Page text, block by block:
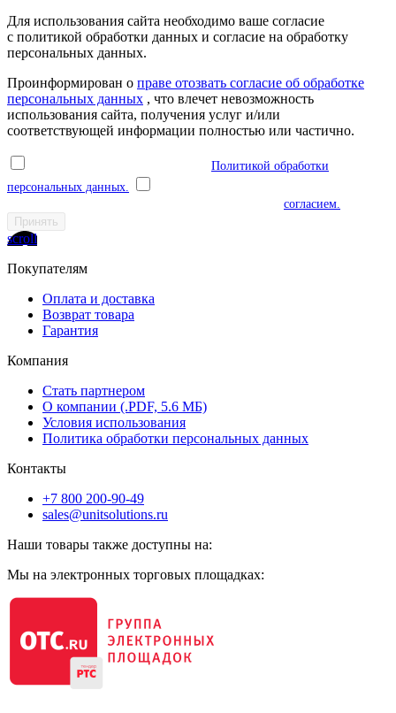
Для использования сайта необходимо ваше согласие
с политикой обработки данных и согласие на обработку
персональных данных.
Проинформирован о праве отозвать согласие об обработке
персональных данных , что влечет невозможность
использования сайта, получения услуг и/или
соответствующей информации полностью или частично.
Политикой обработки
персональных данных.
согласием.
Принять
scroll
Покупателям
Оплата и доставка
Возврат товара
Гарантия
Компания
Стать партнером
О компании (.PDF, 5.6 МБ)
Условия использования
Политика обработки персональных данных
Контакты
+7 800 200-90-49
sales@unitsolutions.ru
Наши товары также доступны на:
Мы на электронных торговых площадках: